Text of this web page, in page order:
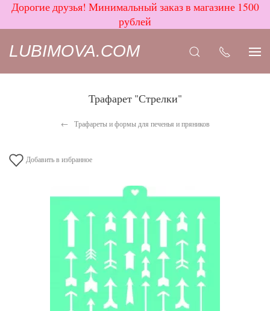
Дорогие друзья! Минимальный заказ в магазине 1500
рублей
LUBIMOVA.COM
Трафарет "Стрелки"
Трафареты и формы для печенья и пряников
Добавить в избранное